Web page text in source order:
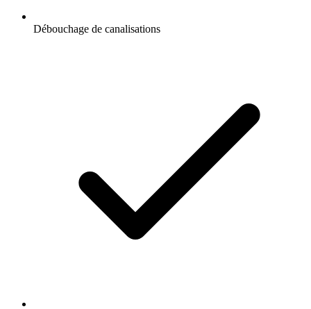
Débouchage de canalisations